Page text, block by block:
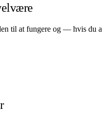
til at fungere og — hvis du